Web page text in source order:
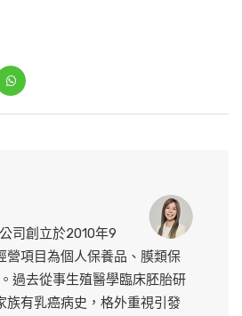
司創立於2010年9
營項目為個人保養品、膜類保
過去從事生殖醫學臨床胚胎研
族有乳癌病史，格外重視引發